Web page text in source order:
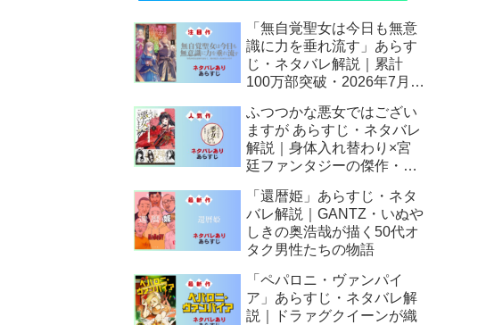
「無自覚聖女は今日も無意
識に力を垂れ流す」あらす
じ・ネタバレ解説｜累計
100万部突破・2026年7月ア
逆転人生
ふつつかな悪女ではござい
ますが あらすじ・ネタバレ
解説｜身体入れ替わり×宮
廷ファンタジーの傑作・
「還暦姫」あらすじ・ネタ
バレ解説｜GANTZ・いぬや
しきの奥浩哉が描く50代オ
タク男性たちの物語
「ペパロニ・ヴァンパイ
ア」あらすじ・ネタバレ解
説｜ドラァグクイーンが織